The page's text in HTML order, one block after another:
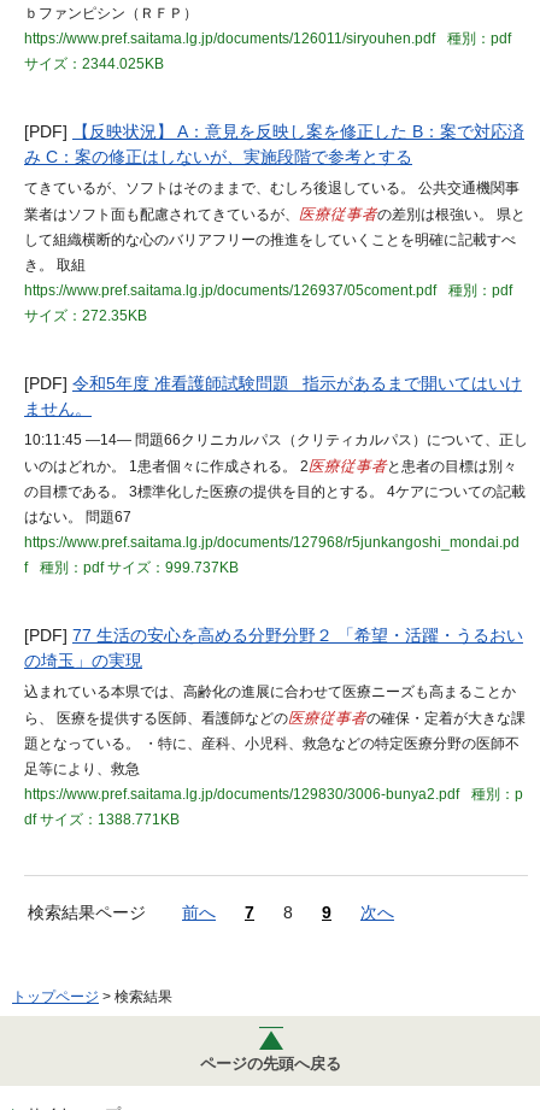
ｂファンピシン（ＲＦＰ）
https://www.pref.saitama.lg.jp/documents/126011/siryouhen.pdf
種別：pdf
サイズ：2344.025KB
[PDF]
【反映状況】 A：意見を反映し案を修正した B：案で対応済
み C：案の修正はしないが、実施段階で参考とする
てきているが、ソフトはそのままで、むしろ後退している。 公共交通機関事
業者はソフト面も配慮されてきているが、 医療従事者の差別は根強い。 県と
して組織横断的な心のバリアフリーの推進をしていくことを明確に記載すべ
き。 取組
https://www.pref.saitama.lg.jp/documents/126937/05coment.pdf
種別：pdf
サイズ：272.35KB
[PDF] 令和5年度 准看護師試験問題 指示があるまで開いてはいけ
ません。
10:11:45 ―14― 問題66クリニカルパス（クリティカルパス）について、正し
いのはどれか。 1患者個々に作成される。 2医療従事者と患者の目標は別々
の目標である。 3標準化した医療の提供を目的とする。 4ケアについての記載
はない。 問題67
https://www.pref.saitama.lg.jp/documents/127968/r5junkangoshi_mondai.pd
f
種別：pdfサイズ：999.737KB
[PDF] 77 生活の安心を高める分野分野２ 「希望・活躍・うるおい
の埼玉」の実現
込まれている本県では、高齢化の進展に合わせて医療ニーズも高まることか
ら、 医療を提供する医師、看護師などの医療従事者の確保・定着が大きな課
題となっている。 ・特に、産科、小児科、救急などの特定医療分野の医師不
足等により、救急
https://www.pref.saitama.lg.jp/documents/129830/3006-bunya2.pdf
種別：p
dfサイズ：1388.771KB
検索結果ページ 前へ 7 8 9 次へ
トップページ > 検索結果
ページの先頭へ戻る